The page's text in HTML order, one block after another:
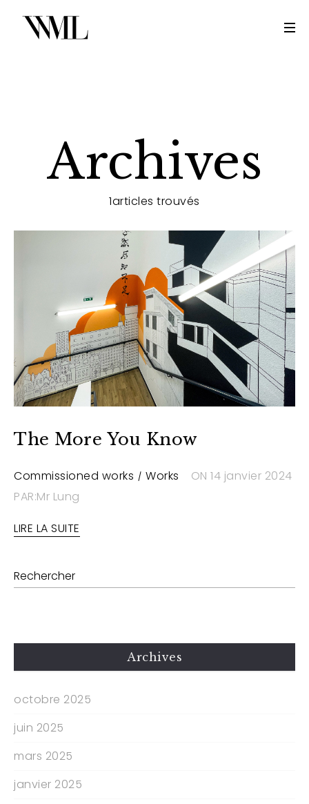
Archives
1articles trouvés
The More You Know
Commissioned works Works
ON 14 janvier 2024
PAR:Mr Lung
LIRE LA SUITE
Archives
octobre 2025
juin 2025
mars 2025
janvier 2025